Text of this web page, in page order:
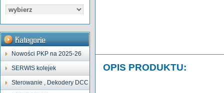
Nowości PKP na 2025-26
SERWIS kolejek
Sterowanie , Dekodery DCC
OPIS PRODUKTU: